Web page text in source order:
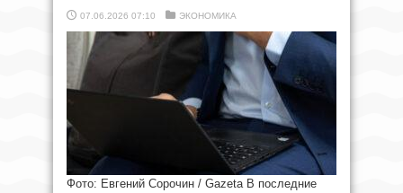
07.06.2026 07:10 ЭКОНОМИКА
Фото: Евгений Сорочин / Gazeta В последние